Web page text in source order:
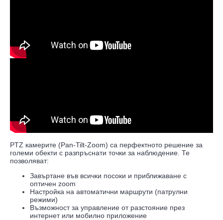
PTZ камерите (Pan-Tilt-Zoom) са перфектното решение за
големи обекти с разпръснати точки за наблюдение. Те
позволяват:
Завъртане във всички посоки и приближаване с
оптичен zoom
Настройка на автоматични маршрути (патрулни
режими)
Възможност за управление от разстояние през
интернет или мобилно приложение